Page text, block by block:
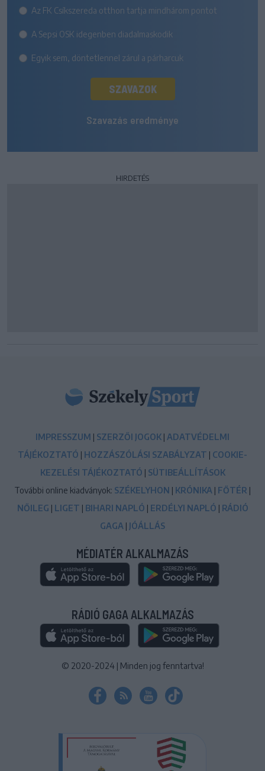
Az FK Csíkszereda otthon tartja mindhárom pontot
A Sepsi OSK idegenben diadalmaskodik
Egyik sem, döntetlennel zárul a párharcuk
SZAVAZOK
Szavazás eredménye
HIRDETÉS
IMPRESSZUM | SZERZŐI JOGOK | ADATVÉDELMI
TÁJÉKOZTATÓ | HOZZÁSZÓLÁSI SZABÁLYZAT | COOKIE-
KEZELÉSI TÁJÉKOZTATÓ | SÜTIBEÁLLÍTÁSOK
További online kiadványok: SZÉKELYHON | KRÓNIKA | FŐTÉR |
NŐILEG | LIGET | BIHARI NAPLÓ | ERDÉLYI NAPLÓ | RÁDIÓ
GAGA | JÓÁLLÁS
MÉDIATÉR ALKALMAZÁS
RÁDIÓ GAGA ALKALMAZÁS
© 2020-2024 | Minden jog fenntartva!